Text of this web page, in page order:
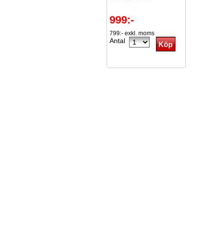
999:-
799:- exkl. moms
Antal